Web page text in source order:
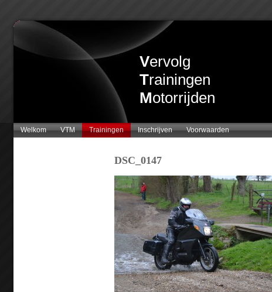
Vervolg
Trainingen
Motorrijden
Welkom VTM Trainingen Inschrijven Voorwaarden
DSC_0147